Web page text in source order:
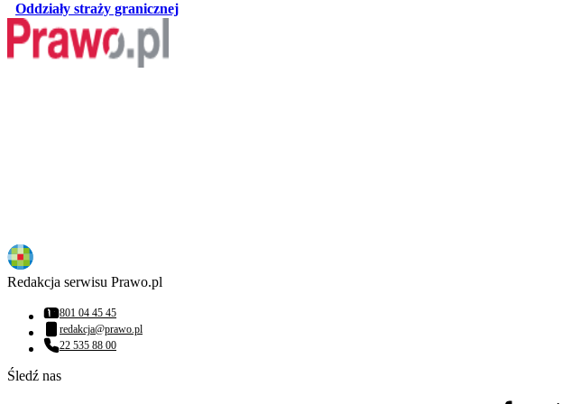
Oddziały straży granicznejotwiera się w nowej karcie
Redakcja serwisu Prawo.pl
Numer telefonu:
801 04 45 45
Adres email:
redakcja@prawo.pl
Numer telefonu:
22 535 88 00
Śledź nas